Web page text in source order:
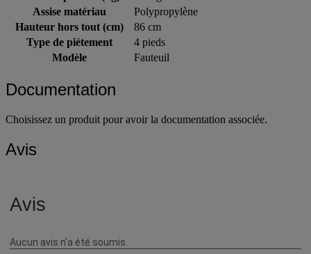
Poids du produit (kg)
4.6 kg
Assise matériau
Polypropylène
Hauteur hors tout (cm)
86 cm
Type de piétement
4 pieds
Documentation
Avis